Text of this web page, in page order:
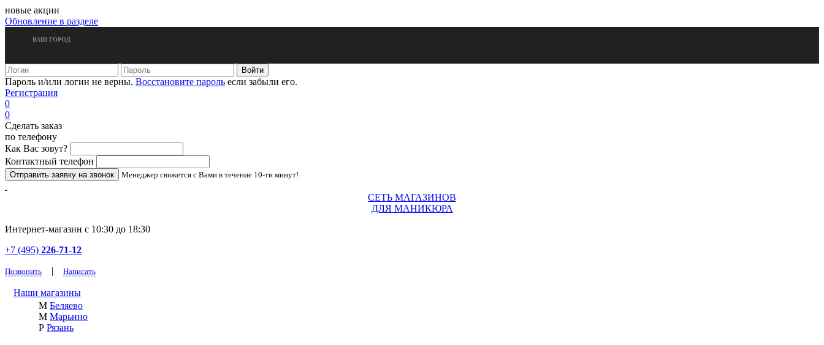
новые акции
Обновление в разделе
ВАШ ГОРОД
Пароль и/или логин не верны. Восстановите пароль если забыли его.
Регистрация
0
0
Сделать заказ
по телефону
Как Вас зовут?
Контактный телефон
Менеджер свяжется с Вами в течение 10-ти минут!
СЕТЬ МАГАЗИНОВ
ДЛЯ МАНИКЮРА
Интернет-магазин с 10:30 до 18:30
+7 (495) 226-71-12
Позвонить | Написать
Наши магазины
М Беляево
М Марьино
Р Рязань